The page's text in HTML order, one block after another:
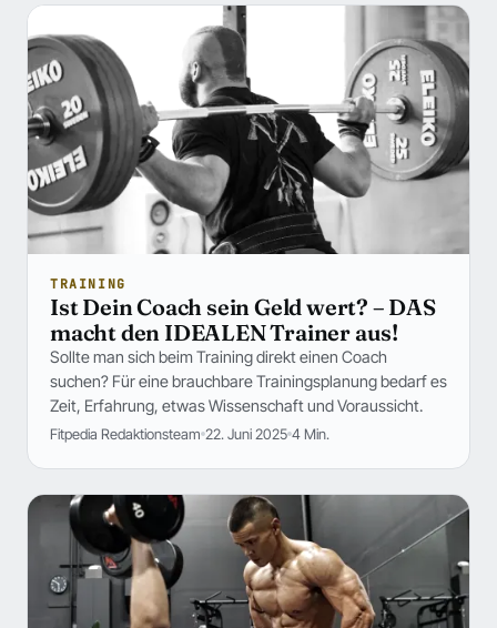
TRAINING
Ist Dein Coach sein Geld wert? – DAS
macht den IDEALEN Trainer aus!
Sollte man sich beim Training direkt einen Coach
suchen? Für eine brauchbare Trainingsplanung bedarf es
Zeit, Erfahrung, etwas Wissenschaft und Voraussicht.
Fitpedia Redaktionsteam 22. Juni 2025 4 Min.